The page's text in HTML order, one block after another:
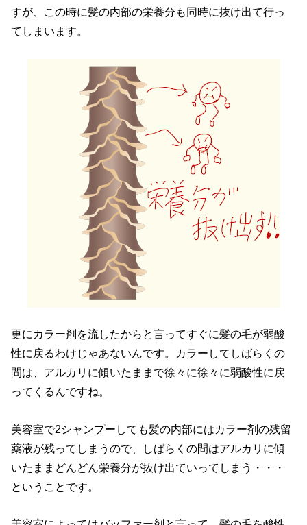
すが、この時に髪の内部の栄養分も同時に抜け出て行っ
てしまいます。
更にカラー剤を流したからと言ってすぐに髪の毛が弱酸
性に戻るわけじゃあないんです。カラーしてしばらくの
間は、アルカリに傾いたままで徐々に徐々に弱酸性に戻
ってくるんですね。
美容室で2シャンプーしても髪の内部にはカラー剤の残留
薬液が残ってしまうので、しばらくの間はアルカリに傾
いたままどんどん栄養分が抜け出ていってしまう・・・
ということです。